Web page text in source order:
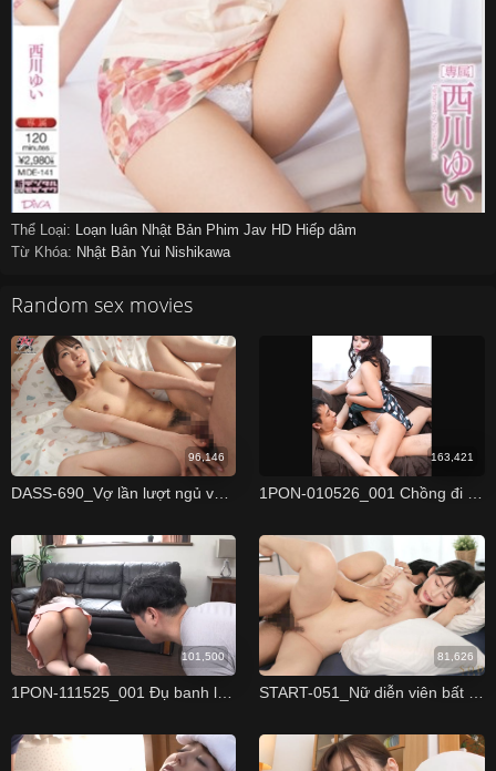
Thể Loại: Loạn luân Nhật Bản Phim Jav HD Hiếp dâm
Từ Khóa: Nhật Bản Yui Nishikawa
Random sex movies
DASS-690_Vợ lần lượt ngủ với từng anh hàng xóm một
96,146
1PON-010526_001 Chồng đi vắng, ở nhà chị dâu gạ địt em chồng Kanami Uno
163,421
1PON-111525_001 Đụ banh lồn con vợ thằng bạn không mặc quần lót Yuri Shiraishi
101,500
START-051_Nữ diễn viên bất ngờ bị địt trong lúc quay phim
81,626